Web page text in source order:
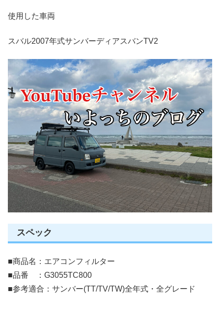
使用した車両
スバル2007年式サンバーディアスバンTV2
スペック
■商品名：エアコンフィルター
■品番 ：G3055TC800
■参考適合：サンバー(TT/TV/TW)全年式・全グレード